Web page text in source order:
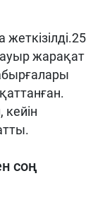
жарақат
соң